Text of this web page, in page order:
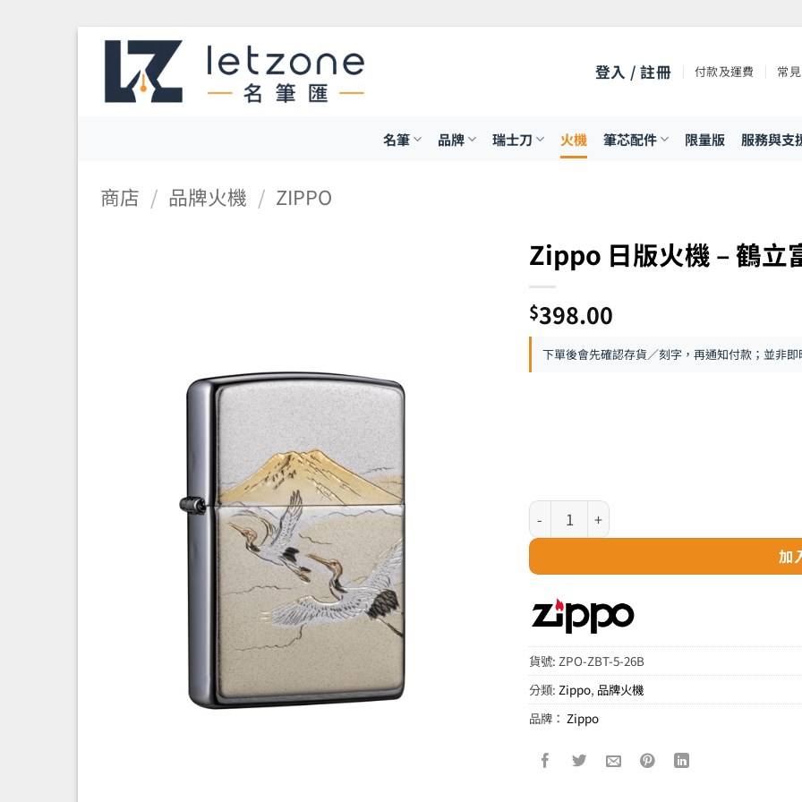
Skip
content
登入 / 註冊 付款及運費 常
名筆 品牌 瑞士刀 火機 筆芯配件 限量版 服務與支
商店 / 品牌火機 / ZIPPO
Zippo 日版火機 – 鶴立
$398.00
下單後會先確認存貨／刻字，再通知付款；並非
Zippo 日版火機 – 鶴立富士 數量
加
貨號:ZPO-ZBT-5-26B
分類:Zippo, 品牌火機
品牌：Zippo